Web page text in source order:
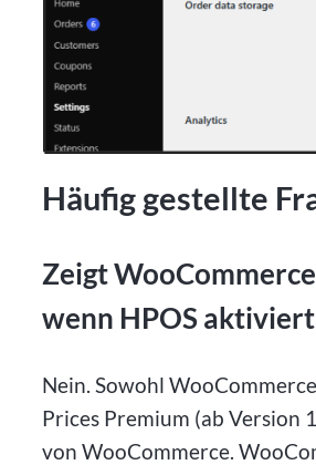
Häufig gestellte
Zeigt
wenn HPOS
Nein. Sowohl
Prices Premium (ab
von WooCommerce.